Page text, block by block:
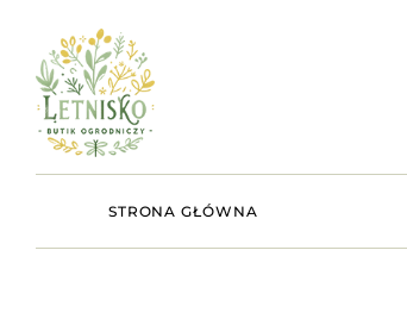
STRONA GŁÓWNA